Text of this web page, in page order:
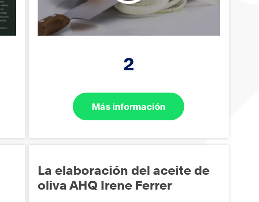
2
Más información
La elaboración del aceite de
oliva AHQ Irene Ferrer